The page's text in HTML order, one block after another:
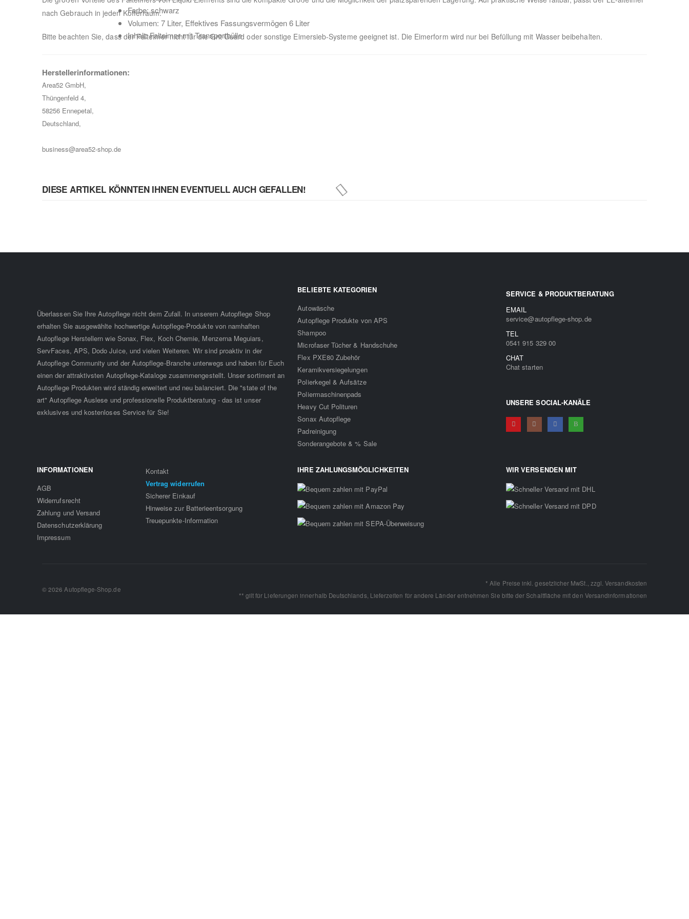
nach Gebrauch in jeden Kofferraum.
Bitte beachten Sie, dass der Falteimer nicht für die Grit Guard oder sonstige Eimersieb-Systeme geeignet ist. Die Eimerform wird nur bei Befüllung mit Wasser beibehalten.
Herstellerinformationen:
Area52 GmbH,
Thüngenfeld 4,
58256 Ennepetal,
Deutschland,
business@area52-shop.de
Farbe: schwarz
Volumen: 7 Liter, Effektives Fassungsvermögen 6 Liter
Inhalt: Falteimer mit Transporthülle
DIESE ARTIKEL KÖNNTEN IHNEN EVENTUELL AUCH GEFALLEN!
Überlassen Sie Ihre Autopflege nicht dem Zufall. In unserem Autopflege Shop
erhalten Sie ausgewählte hochwertige Autopflege-Produkte von namhaften
Autopflege Herstellern wie Sonax, Flex, Koch Chemie, Menzerna Meguiars,
ServFaces, APS, Dodo Juice, und vielen Weiteren. Wir sind proaktiv in der
Autopflege Community und der Autopflege-Branche unterwegs und haben für Euch
einen der attraktivsten Autopflege-Kataloge zusammengestellt. Unser sortiment an
Autopflege Produkten wird ständig erweitert und neu balanciert. Die "state of the
art" Autopflege Auslese und professionelle Produktberatung - das ist unser
exklusives und kostenloses Service für Sie!
BELIEBTE KATEGORIEN
Autowäsche
Autopflege Produkte von APS
Shampoo
Microfaser Tücher & Handschuhe
Flex PXE80 Zubehör
Keramikversiegelungen
Polierkegel & Aufsätze
Poliermaschinenpads
Heavy Cut Polituren
Sonax Autopflege
Padreinigung
Sonderangebote & % Sale
SERVICE & PRODUKTBERATUNG
EMAIL
service@autopflege-shop.de
TEL
0541 915 329 00
CHAT
Chat starten
UNSERE SOCIAL-KANÄLE
INFORMATIONEN
AGB
Widerrufsrecht
Zahlung und Versand
Datenschutzerklärung
Impressum
Kontakt
Vertrag widerrufen
Sicherer Einkauf
Hinweise zur Batterieentsorgung
Treuepunkte-Information
IHRE ZAHLUNGSMÖGLICHKEITEN WIR VERSENDEN MIT
* Alle Preise inkl. gesetzlicher MwSt., zzgl.Versandkosten
** gilt für Lieferungen innerhalb Deutschlands, Lieferzeiten für andere Länder entnehmen Sie bitte der Schaltfläche mit den Versandinformationen
© 2026 Autopflege-Shop.de